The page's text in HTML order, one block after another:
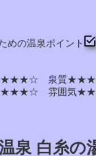
めの温泉ポイント
泉質★★★★☆
雰囲気
泉 白糸の